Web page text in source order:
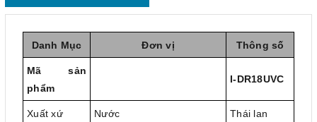
Danh Mục Đơn vị Thông số
Mã sản
phẩm
I-DR18UVC
Xuất xứ Nước Thái lan